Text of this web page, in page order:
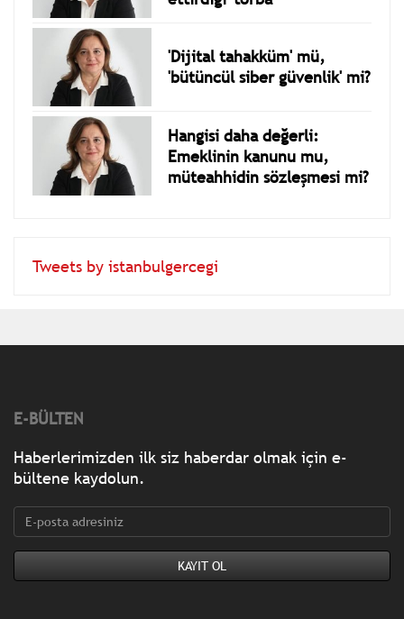
'Dijital tahakküm' mü,
'bütüncül siber güvenlik' mi?
Hangisi daha değerli:
Emeklinin kanunu mu,
müteahhidin sözleşmesi mi?
Tweets by istanbulgercegi
E-BÜLTEN
Haberlerimizden ilk siz haberdar olmak için e-
bültene kaydolun.